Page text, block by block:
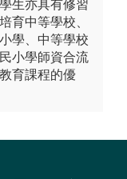
生亦具有修習
育中等學校、
學、中等學校
小學師資合流
育課程的優